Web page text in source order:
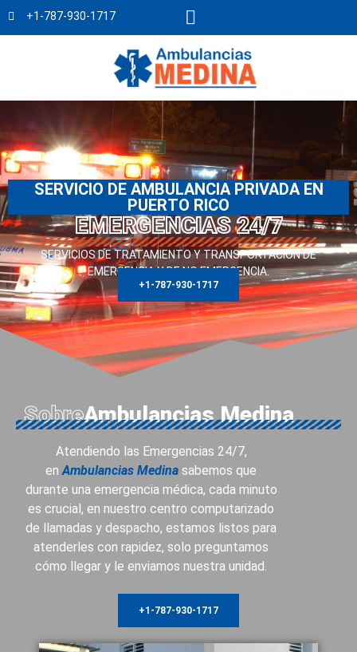
+1-787-930-1717
SERVICIO DE AMBULANCIA PRIVADA EN
PUERTO RICO
EMERGENCIAS 24/7
SERVICIOS DE TRATAMIENTO Y TRANSPORTACIÓN DE
EMERGENCIA Y DE NO EMERGENCIA.
+1-787-930-1717
SobreAmbulancias Medina
Atendiendo las Emergencias 24/7,
enAmbulancias Medina sabemos que
durante una emergencia médica, cada minuto
es crucial, en nuestro centro computarizado
de llamadas y despacho, estamos listos para
atenderles con rapidez, solo preguntamos
cómo llegar y le enviamos nuestra unidad.
+1-787-930-1717